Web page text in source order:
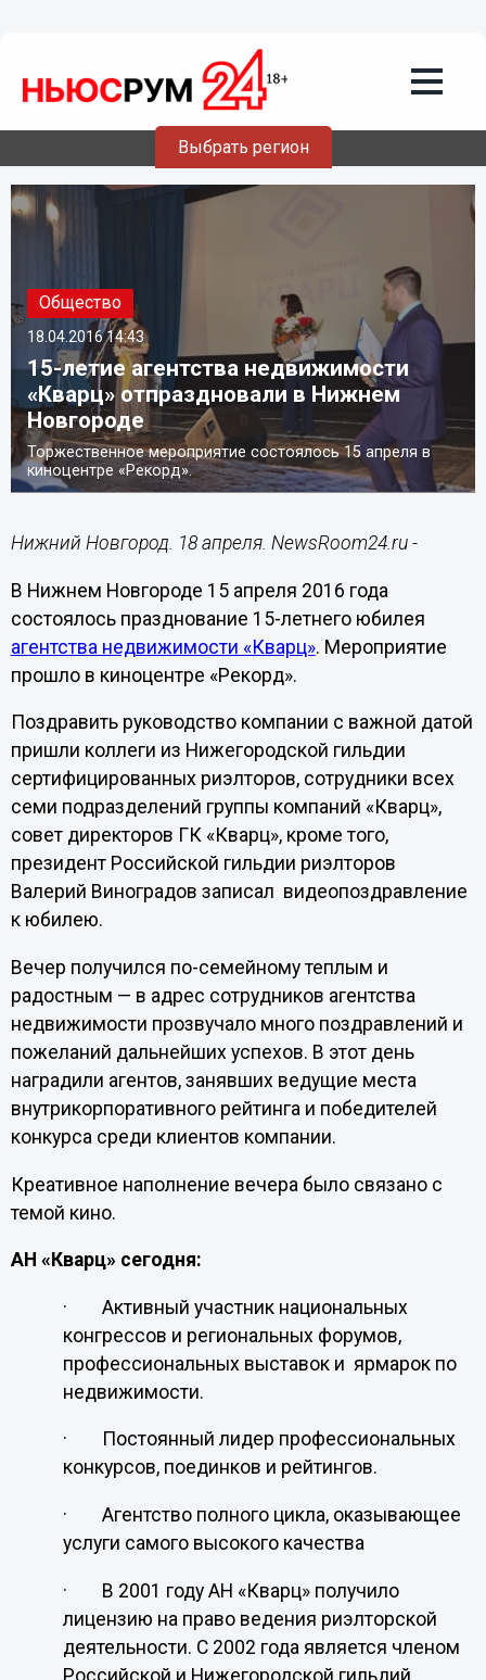
Выбрать регион
Общество
18.04.201614:43
15-летие агентства недвижимости
«Кварц» отпраздновали в Нижнем
Новгороде
Торжественное мероприятие состоялось 15 апреля в
киноцентре «Рекорд».
Нижний Новгород. 18 апреля. NewsRoom24.ru -
В Нижнем Новгороде 15 апреля 2016 года
состоялось празднование 15-летнего юбилея
агентства недвижимости «Кварц». Мероприятие
прошло в киноцентре «Рекорд».
Поздравить руководство компании с важной датой
пришли коллеги из Нижегородской гильдии
сертифицированных риэлторов, сотрудники всех
семи подразделений группы компаний «Кварц»,
совет директоров ГК «Кварц», кроме того,
президент Российской гильдии риэлторов
Валерий Виноградов записал видеопоздравление
к юбилею.
Вечер получился по-семейному теплым и
радостным — в адрес сотрудников агентства
недвижимости прозвучало много поздравлений и
пожеланий дальнейших успехов. В этот день
наградили агентов, занявших ведущие места
внутрикорпоративного рейтинга и победителей
конкурса среди клиентов компании.
Креативное наполнение вечера было связано с
темой кино.
АН «Кварц» сегодня:
·
Активный участник национальных
конгрессов и региональных форумов,
профессиональных выставок и ярмарок по
недвижимости.
·
Постоянный лидер профессиональных
конкурсов, поединков и рейтингов.
·
Агентство полного цикла, оказывающее
услуги самого высокого качества
·
В 2001 году АН «Кварц» получило
лицензию на право ведения риэлторской
деятельности. С 2002 года является членом
Российской и Нижегородской гильдий